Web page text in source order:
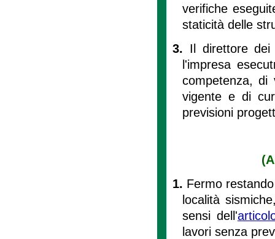
verifiche
staticità delle
3. Il direttore
l'impresa
competenza, di
vigente e di
previsioni
1. Fermo
località
sensi dell'
lavori senza